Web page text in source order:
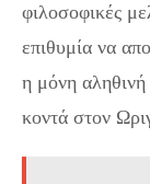
φιλοσοφικές
επιθυμία να
η μόνη
κοντά στον